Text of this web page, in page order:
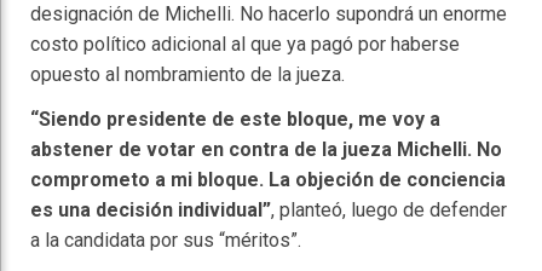
designación de Michelli. No hacerlo supondrá un enorme
costo político adicional al que ya pagó por haberse
opuesto al nombramiento de la jueza.
“Siendo presidente de este bloque, me voy a
abstener de votar en contra de la jueza Michelli. No
comprometo a mi bloque. La objeción de conciencia
es una decisión individual”, planteó, luego de defender
a la candidata por sus “méritos”.